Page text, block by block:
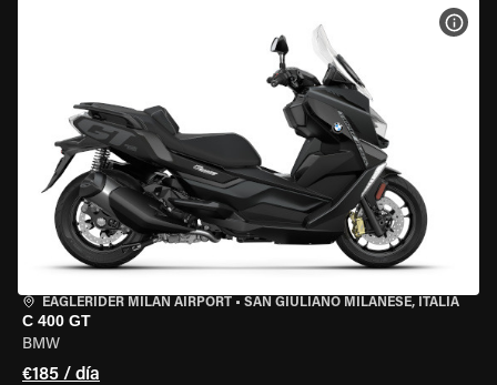
EAGLERIDER MILAN AIRPORT • SAN GIULIANO MILANESE, ITALIA
C 400 GT
BMW
€185 / día
VER